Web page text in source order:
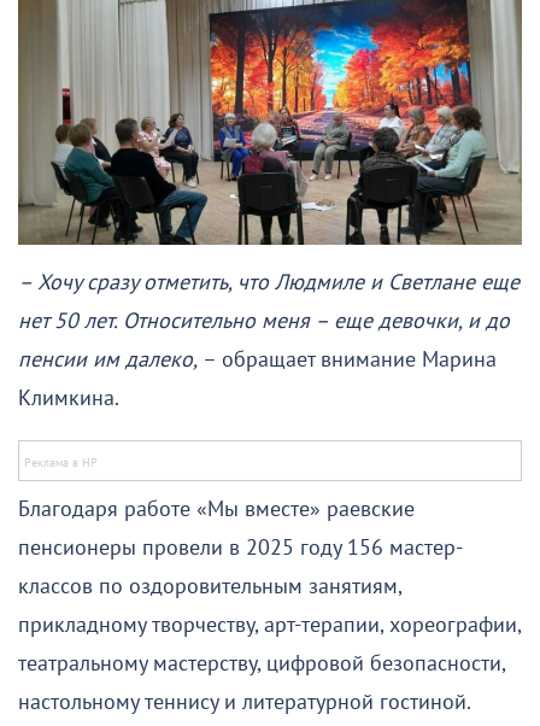
– Хочу сразу отметить, что Людмиле и Светлане еще
нет 50 лет. Относительно меня – еще девочки, и до
пенсии им далеко, – обращает внимание Марина
Климкина.
Благодаря работе «Мы вместе» раевские
пенсионеры провели в 2025 году 156 мастер-
классов по оздоровительным занятиям,
прикладному творчеству, арт-терапии, хореографии,
театральному мастерству, цифровой безопасности,
настольному теннису и литературной гостиной.